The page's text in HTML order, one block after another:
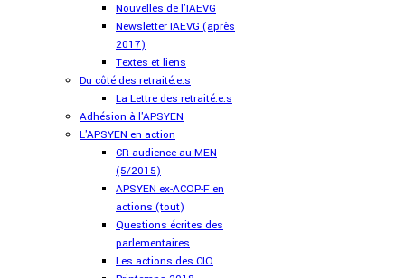
Nouvelles de l'IAEVG
Newsletter IAEVG (après
2017)
Textes et liens
Du côté des retraité.e.s
La Lettre des retraité.e.s
Adhésion à l'APSYEN
L'APSYEN en action
CR audience au MEN
(5/2015)
APSYEN ex-ACOP-F en
actions (tout)
Questions écrites des
parlementaires
Les actions des CIO